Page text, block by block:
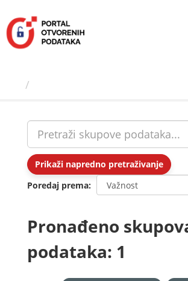
sadržaj
Prikaži napredno pretraživanje
Poredaj prema
Pronađeno
podataka: 1